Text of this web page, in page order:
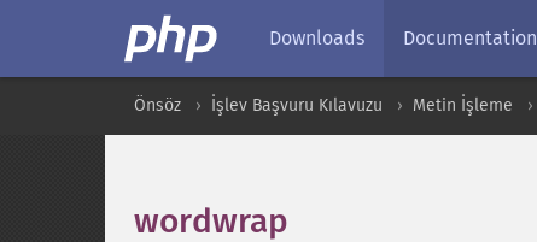
Downloads Documentation
Önsöz İşlev Başvuru Kılavuzu Metin İşleme
wordwrap